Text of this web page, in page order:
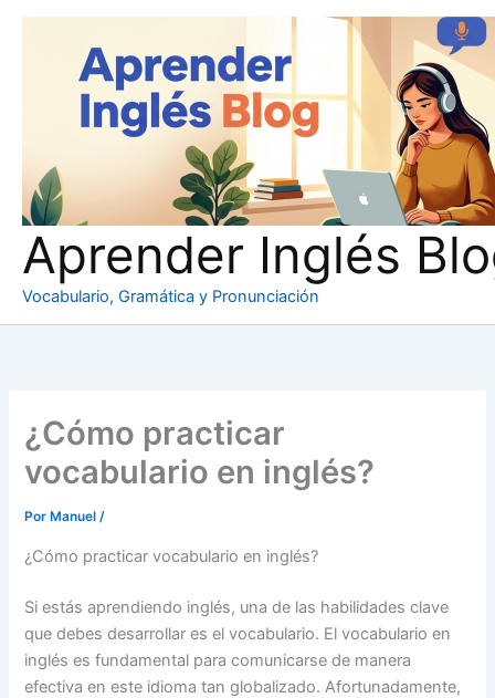
Aprender Inglés
Vocabulario, Gramática y Pronunciación
¿Cómo practicar
vocabulario en inglés?
Por Manuel/
¿Cómo practicar vocabulario en inglés?
Si estás aprendiendo inglés, una de las habilidades clave
que debes desarrollar es el vocabulario. El vocabulario en
inglés es fundamental para comunicarse de manera
efectiva en este idioma tan globalizado. Afortunadamente,